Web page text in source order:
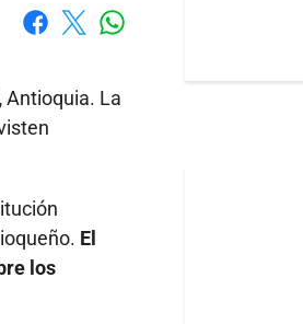
Antioquia. La
El
los